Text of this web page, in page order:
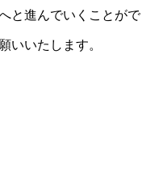
進んでいくことがで
いいたします。